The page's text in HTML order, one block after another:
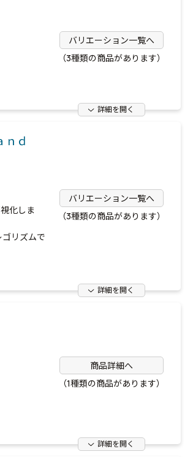
バリエーション一覧へ
（3種類の商品があります）
詳細を開く
ｄ
バリエーション一覧へ
（3種類の商品があります）
化しま
リズムで
詳細を開く
商品詳細へ
（1種類の商品があります）
詳細を開く